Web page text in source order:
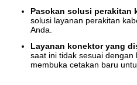
Pasokan solusi perakitan
solusi layanan perakitan
Anda.
Layanan konektor yang
saat ini tidak sesuai
membuka cetakan baru